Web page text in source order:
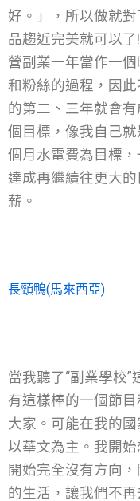
好。」，所以做就
品趨近完美就可以
營副業一年當作一
和粉絲的過程，因
的第二、三年就會
個目標，像我自己
個月水電費為目標
達成再繼續往更大
薪。
長頸鴨(馬來西亞)
當我聽了“副業學校
有這樣棒的一個節
大家。可能在我的
以華文為主。我開
開始完全沒有方向
的生活，讓我們不